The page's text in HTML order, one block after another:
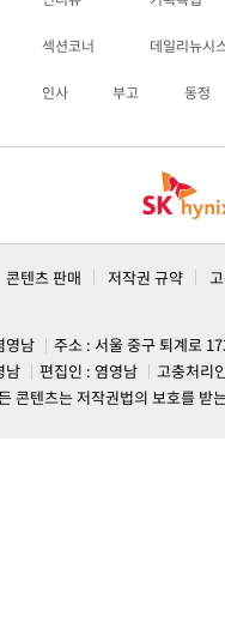
섹션코너 데일리뉴시
인사 부고 동정
콘텐츠 판매 저작권 규약
영남
주소 : 서울 중구 퇴계로
남
편집인 : 염영남
고충처리
콘텐츠는 저작권법의 보호를